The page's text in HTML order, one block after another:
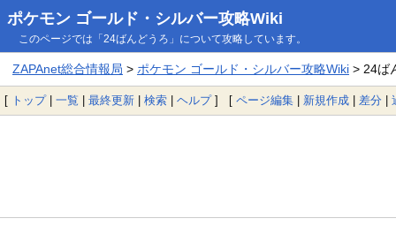
ポケモン ゴールド・シルバー攻略Wiki
このページでは「24ばんどうろ」について攻略しています。
ZAPAnet総合情報局 > ポケモン ゴールド・シルバー攻略Wiki> 24ば
[ トップ| 一覧 | 最終更新 | 検索 | ヘルプ] [ ページ編集 | 新規作成 | 差分 |